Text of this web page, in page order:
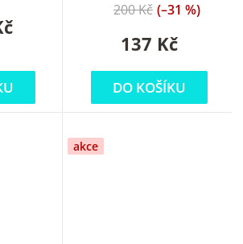
137 Kč
200 Kč (–31 %)
DO KOŠÍKU
akce